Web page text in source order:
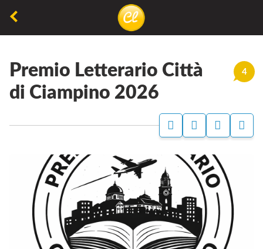
non
permette
respirare
4
Premio Letterario Città
di Ciampino 2026